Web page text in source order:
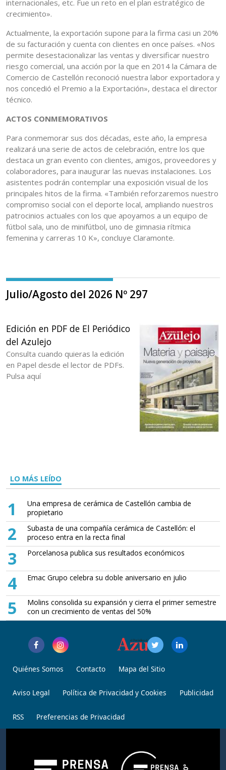
internacionales, etc. Fue un reto en el plan estratégico de
crecimiento».
Actualmente, la exportación supone para la firma casi un 20%
de su facturación y cuenta con clientes en once países. «Nos
permite desestacionalizar las ventas y diversificar nuestro
riesgo comercial, una acción por la que en 2014 la Cámara de
Comercio de Castellón reconoció nuestra labor exportadora y
nos concedió el Premio a la Exportación», destaca el director
técnico.
ACTOS CONMEMORATIVOS
Para conmemorar sus dos décadas, este año, la empresa
realizará una serie de actos de celebración, entre los que
destaca un gran evento con clientes, amigos, proveedores y
colaboradores, para inaugurar las nuevas instalaciones. Los
asistentes podrán contemplar una exposición visual de los
principales hitos de la firma. «También reforzaremos nuestro
compromiso social con el deporte local, ampliando nuestros
patrocinios actuales con los que apoyamos a un equipo de
fútbol sala, uno de minifútbol, uno de gimnasia rítmica
femenina y carreras 10 K», concluye Claramonte.
Julio/Agosto del 2026 Nº 297
Edición en PDF de El Periódico
del Azulejo
Consulta cuando quieras la edición
en Papel desde el lector de PDFs.
Pulsa aquí
LO MÁS LEÍDO
1
Una empresa de cerámica de Castellón cambia de
propietario
2
Subasta de una compañía cerámica de Castellón: el
proceso entra en la recta final
3 Porcelanosa publica sus resultados económicos
4 Emac Grupo celebra su doble aniversario en julio
5
Molins consolida su expansión y cierra el primer semestre
con un crecimiento de ventas del 50%
Quiénes Somos Contacto Mapa del Sitio
Aviso Legal Política de Privacidad y Cookies Publicidad
RSS Preferencias de Privacidad